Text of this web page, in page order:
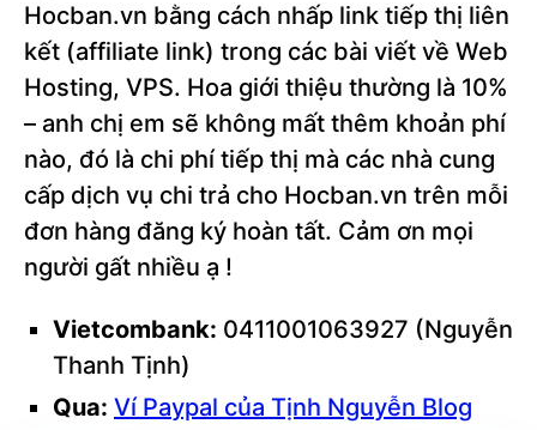
Hocban.vn bằng cách nhấp link tiếp thị liên
kết (affiliate link) trong các bài viết về Web
Hosting, VPS. Hoa giới thiệu thường là 10%
– anh chị em sẽ không mất thêm khoản phí
nào, đó là chi phí tiếp thị mà các nhà cung
cấp dịch vụ chi trả cho Hocban.vn trên mỗi
đơn hàng đăng ký hoàn tất. Cảm ơn mọi
người gất nhiều ạ !
Vietcombank: 0411001063927 (Nguyễn
Thanh Tịnh)
Qua: Ví Paypal của Tịnh Nguyễn Blog